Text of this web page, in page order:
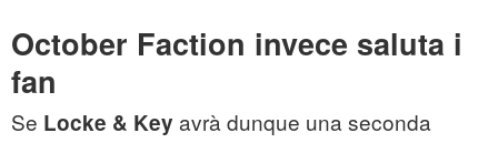
October Faction invece saluta i
fan
Se Locke & Key avrà dunque una seconda